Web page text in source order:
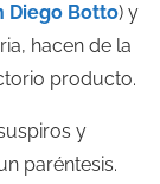
Diego Botto) y
hacen de la
producto.
y
paréntesis.